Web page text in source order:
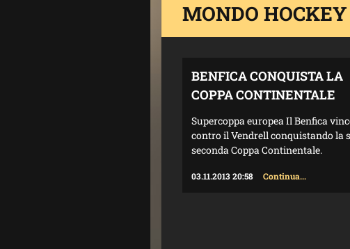
MONDO HOCKEY
BENFICA CONQUISTA LA
COPPA CONTINENTALE
Supercoppa europea Il Benfica
contro il Vendrell conquistando la
seconda Coppa Continentale.
03.11.2013 20:58 Continua...